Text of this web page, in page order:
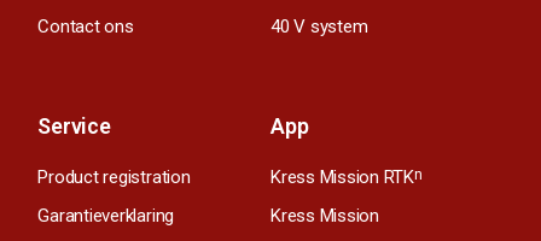
Contact ons
40 V system
Service
Product registration
Garantieverklaring
App
Kress Mission RTKn
Kress Mission